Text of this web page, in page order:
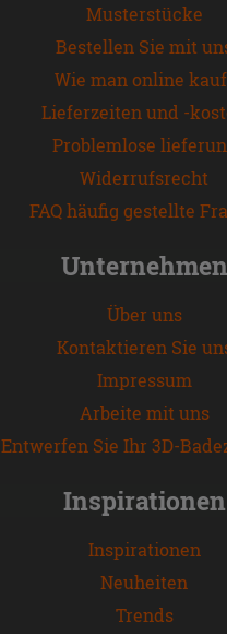
Musterstücke
Bestellen Sie mit
Wie man online
Lieferzeiten und -
Problemlose
Widerrufsrecht
FAQ häufig gestellte
Unternehmen
Über uns
Kontaktieren Sie
Impressum
Arbeite mit uns
Entwerfen Sie Ihr 3D-
Inspirationen
Inspirationen
Neuheiten
Trends